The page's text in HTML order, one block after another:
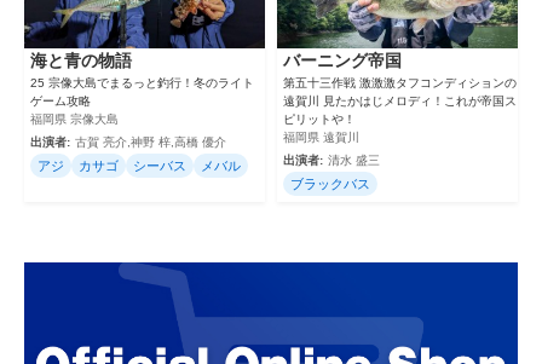
海と青の物語
25 宗像大島でまるっと釣行！冬のライト
ゲーム攻略
福岡県 宗像大島
出演者: 古賀 亮介,神野 梓,高橋 優介
アジ カサゴ シーバス メバル
バーニング帝国
第五十三作戦 激激激タフコンディションの
遠賀川 見たかはじメロディ！これが帝国ス
ピリットや！
福岡県 遠賀川
出演者: 清水 盛三
ブラックバス